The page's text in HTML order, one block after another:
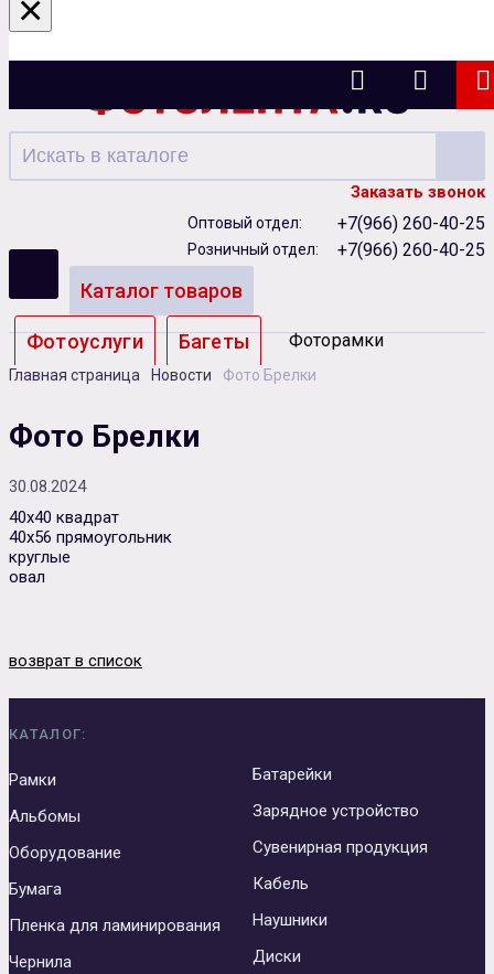
Ижевск
Заказать звонок
Оптовый отдел: +7(966) 260-40-25
Розничный отдел: +7(966) 260-40-25
Каталог товаров
Фотоуслуги Багеты Фоторамки
Бумага Чернила
Батарейки
Сувенирная продукция
Аксессуары
Главная страница Новости Фото Брелки
Фото Брелки
30.08.2024
40х40 квадрат
40х56 прямоугольник
круглые
овал
возврат в список
КАТАЛОГ:
Рамки
Альбомы
Оборудование
Бумага
Пленка для ламинирования
Чернила
Батарейки
Зарядное устройство
Сувенирная продукция
Кабель
Наушники
Диски
×